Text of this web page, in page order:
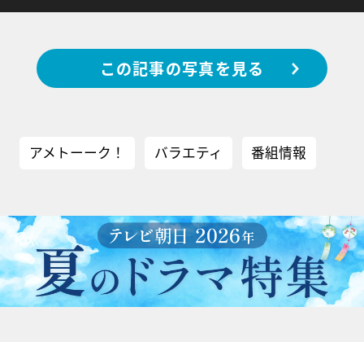
この記事の写真を見る
アメトーーク！ バラエティ 番組情報